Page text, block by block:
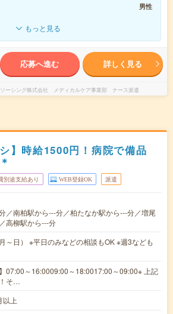
男性
もっと見る
応募へ進む 詳しく見る
ソーシング株式会社 メディカルケア事業部 ナース派遣
】時給1500円！病院で備品
別途支給あり WEB登録OK 派遣
／南柏駅から---分／柏たなか駅から---分／増尾
高柳駅から---分
～日） ※平日のみなどの相談もOK ※週3なども
】07:00～16:0009:00～18:0017:00～09:00※ 上記
そ…
以上